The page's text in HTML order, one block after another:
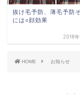
抜け毛予防、薄毛予防
には○顔効果
2018
HOME お知らせ